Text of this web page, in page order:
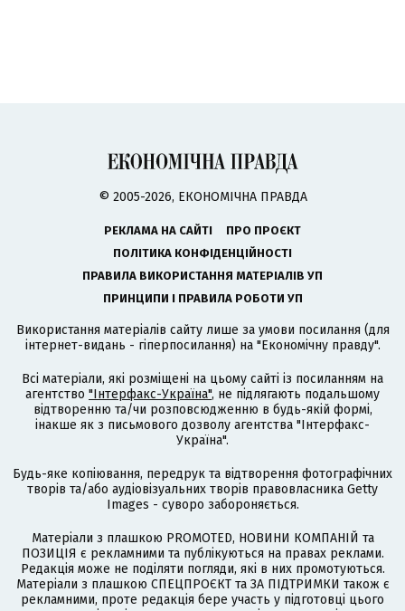
© 2005-2026, ЕКОНОМІЧНА ПРАВДА
РЕКЛАМА НА САЙТІ
ПРО ПРОЄКТ
ПОЛІТИКА КОНФІДЕНЦІЙНОСТІ
ПРАВИЛА ВИКОРИСТАННЯ МАТЕРІАЛІВ УП
ПРИНЦИПИ І ПРАВИЛА РОБОТИ УП
Використання матеріалів сайту лише за умови посилання (для
інтернет-видань - гіперпосилання) на "Економічну правду".
Всі матеріали, які розміщені на цьому сайті із посиланням на
агентство "Інтерфакс-Україна", не підлягають подальшому
відтворенню та/чи розповсюдженню в будь-якій формі,
інакше як з письмового дозволу агентства "Інтерфакс-
Україна".
Будь-яке копіювання, передрук та відтворення фотографічних
творів та/або аудіовізуальних творів правовласника Getty
Images - суворо забороняється.
Матеріали з плашкою PROMOTED, НОВИНИ КОМПАНІЙ та
ПОЗИЦІЯ є рекламними та публікуються на правах реклами.
Редакція може не поділяти погляди, які в них промотуються.
Матеріали з плашкою СПЕЦПРОЄКТ та ЗА ПІДТРИМКИ також є
рекламними, проте редакція бере участь у підготовці цього